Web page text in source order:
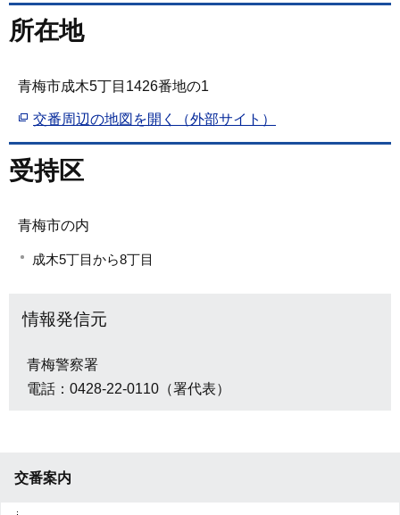
所在地
青梅市成木5丁目1426番地の1
交番周辺の地図を開く（外部サイト）
受持区
青梅市の内
成木5丁目から8丁目
情報発信元
青梅警察署
電話：0428-22-0110（署代表）
交番案内